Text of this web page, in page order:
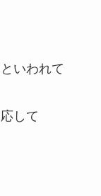
といわれて
して